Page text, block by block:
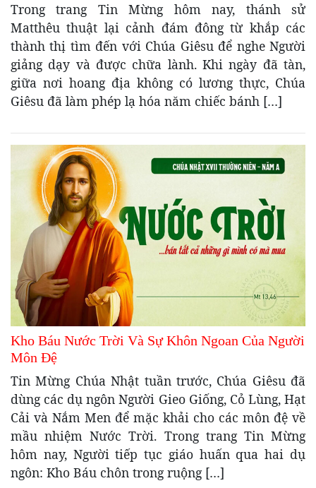
Trong trang Tin Mừng hôm nay, thánh sử
Matthêu thuật lại cảnh đám đông từ khắp các
thành thị tìm đến với Chúa Giêsu để nghe Người
giảng dạy và được chữa lành. Khi ngày đã tàn,
giữa nơi hoang địa không có lương thực, Chúa
Giêsu đã làm phép lạ hóa năm chiếc bánh […]
Kho Báu Nước Trời Và Sự Khôn Ngoan Của Người
Môn Đệ
Tin Mừng Chúa Nhật tuần trước, Chúa Giêsu đã
dùng các dụ ngôn Người Gieo Giống, Cỏ Lùng, Hạt
Cải và Nắm Men để mặc khải cho các môn đệ về
mầu nhiệm Nước Trời. Trong trang Tin Mừng
hôm nay, Người tiếp tục giáo huấn qua hai dụ
ngôn: Kho Báu chôn trong ruộng […]